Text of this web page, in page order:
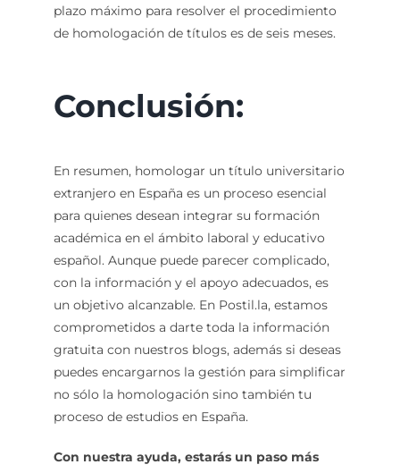
plazo máximo para resolver el procedimiento
de homologación de títulos es de seis meses.
Conclusión:
En resumen, homologar un título universitario
extranjero en España es un proceso esencial
para quienes desean integrar su formación
académica en el ámbito laboral y educativo
español. Aunque puede parecer complicado,
con la información y el apoyo adecuados, es
un objetivo alcanzable. En Postil.la, estamos
comprometidos a darte toda la información
gratuita con nuestros blogs, además si deseas
puedes encargarnos la gestión para simplificar
no sólo la homologación sino también tu
proceso de estudios en España.
Con nuestra ayuda, estarás un paso más